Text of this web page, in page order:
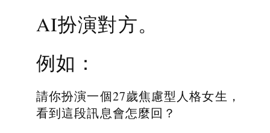
AI扮演對方。
例如：
請你扮演一個27歲焦慮型人格女生，
看到這段訊息會怎麼回？